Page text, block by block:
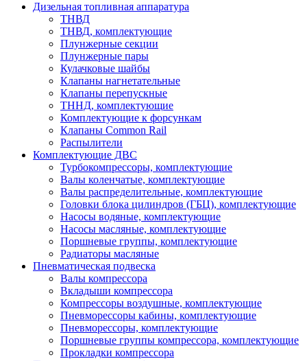
Дизельная топливная аппаратура
ТНВД
ТНВД, комплектующие
Плунжерные секции
Плунжерные пары
Кулачковые шайбы
Клапаны нагнетательные
Клапаны перепускные
ТННД, комплектующие
Комплектующие к форсункам
Клапаны Common Rail
Распылители
Комплектующие ДВС
Турбокомпрессоры, комплектующие
Валы коленчатые, комплектующие
Валы распределительные, комплектующие
Головки блока цилиндров (ГБЦ), комплектующие
Насосы водяные, комплектующие
Насосы масляные, комплектующие
Поршневые группы, комплектующие
Радиаторы масляные
Пневматическая подвеска
Валы компрессора
Вкладыши компрессора
Компрессоры воздушные, комплектующие
Пневморессоры кабины, комплектующие
Пневморессоры, комплектующие
Поршневые группы компрессора, комплектующие
Прокладки компрессора